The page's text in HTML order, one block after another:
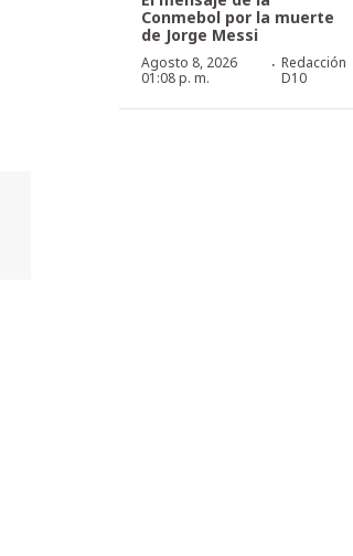
Conmebol por la muerte
de Jorge Messi
Agosto 8, 2026
01:08 p. m.
· Redacción
D10